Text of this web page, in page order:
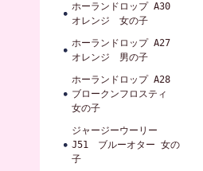
ホーランドロップ A30
オレンジ 女の子
ホーランドロップ A27
オレンジ 男の子
ホーランドロップ A28
ブロークンフロスティ
女の子
ジャージーウーリー
J51 ブルーオター 女の
子